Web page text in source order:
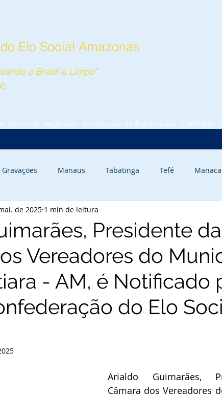
Diretoria Regionais Notificação de Autoridades CSRP-AM
Elo Social Amazonas
o Brasil a Limpo"
Gravações Manaus Tabatinga Tefé
Autazes
Presidente da
Vereadores do
- AM, é Notificado
do Elo
de 2025 1 min de leitura
Arialdo Guimarães,
Câmara dos Vereadores